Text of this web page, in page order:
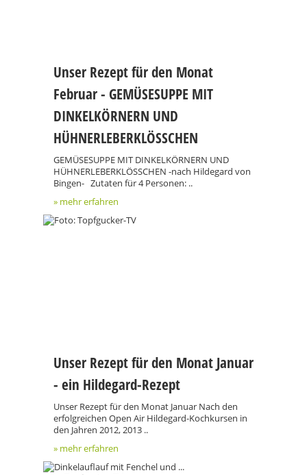
Unser Rezept für den Monat
Februar - GEMÜSESUPPE MIT
DINKELKÖRNERN UND
HÜHNERLEBERKLÖSSCHEN
GEMÜSESUPPE MIT DINKELKÖRNERN UND
HÜHNERLEBERKLÖSSCHEN -nach Hildegard von
Bingen- Zutaten für 4 Personen: ..
» mehr erfahren
Unser Rezept für den Monat Januar
- ein Hildegard-Rezept
Unser Rezept für den Monat Januar Nach den
erfolgreichen Open Air Hildegard-Kochkursen in
den Jahren 2012, 2013 ..
» mehr erfahren